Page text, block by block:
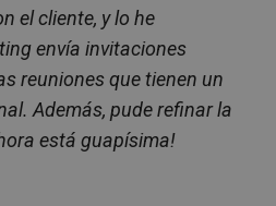
el cliente, y lo he
envía invitaciones
reuniones que tienen un
Además, pude refinar la
está guapísima!